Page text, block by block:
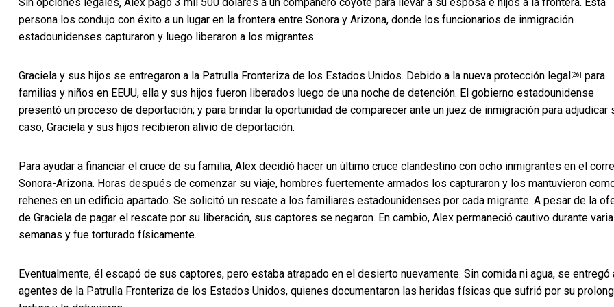
Sin opciones legales, Alex pagó 3 mil 500 dólares a un compañero coyote para llevar a su esposa e hijos a la frontera. Esta
persona los condujo con éxito a un lugar en la frontera entre Sonora y Arizona, donde los funcionarios de inmigración
estadounidenses capturaron y luego liberaron a los migrantes.
Graciela y sus hijos se entregaron a la Patrulla Fronteriza de los Estados Unidos. Debido a la nueva protección legal [26] para
familias y niños en EEUU, ella y sus hijos fueron liberados luego de una noche de detención. El gobierno estadounidense
presentó un proceso de deportación; y para brindar la oportunidad de comparecer ante un juez de inmigración para adjudicar
caso, Graciela y sus hijos recibieron alivio de deportación.
Para ayudar a financiar el cruce de su familia, Alex decidió hacer un último cruce clandestino con ocho inmigrantes en el
Sonora-Arizona. Horas después de comenzar su viaje, hombres fuertemente armados los capturaron y los mantuvieron
rehenes en un edificio apartado. Se solicitó un rescate a los familiares estadounidenses por cada migrante. A pesar de la
de Graciela de pagar el rescate por su liberación, sus captores se negaron. En cambio, Alex permaneció cautivo durante
semanas y fue torturado físicamente.
Eventualmente, él escapó de sus captores, pero estaba atrapado en el desierto nuevamente. Sin comida ni agua, se entregó
agentes de la Patrulla Fronteriza de los Estados Unidos, quienes documentaron las heridas físicas que sufrió por su